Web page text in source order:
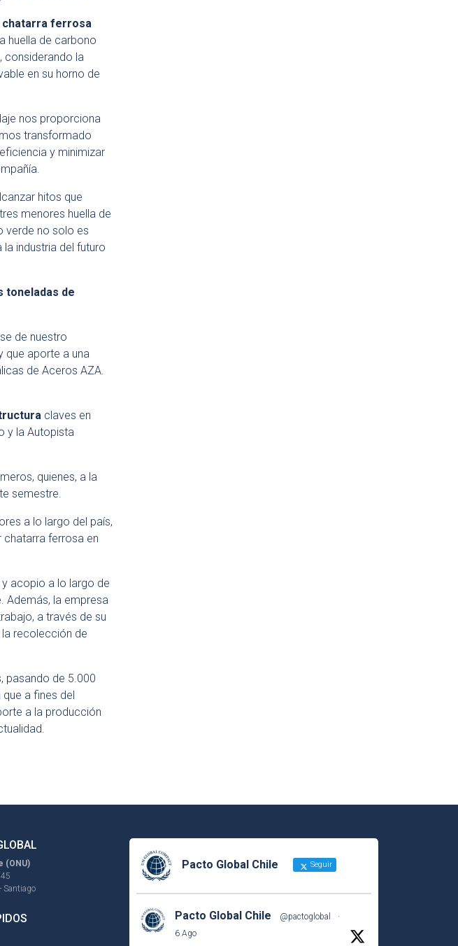
chatarra ferrosa
huella de carbono
considerando la
en su horno de
nos proporciona
transformado
y minimizar
hitos que
menores huella de
verde no solo es
industria del futuro
toneladas de
de nuestro
que aporte a una
de Aceros AZA.
claves en
y la Autopista
quienes, a la
semestre.
a lo largo del país,
ferrosa en
acopio a lo largo de
Además, la empresa
a través de su
recolección de
pasando de 5.000
a fines del
a la producción
(ONU)
Santiago
Pacto Global Chile Seguir
Pacto Global Chile @pactoglobal
·
6 Ago